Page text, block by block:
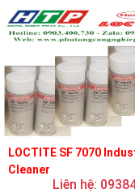
LOCTITE SF 7070
Cleaner
Liên hệ: